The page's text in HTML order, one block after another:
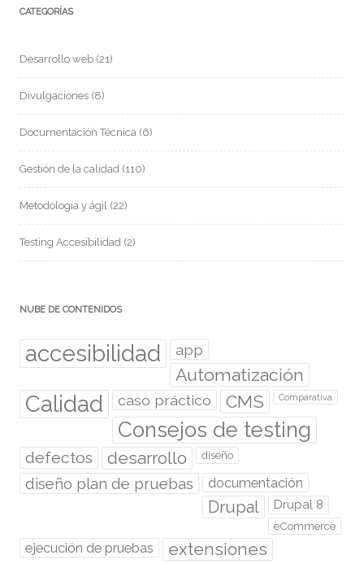
CATEGORÍAS
Desarrollo web (21)
Divulgaciones (8)
Documentación Técnica (6)
Gestión de la calidad (110)
Metodología y ágil (22)
Testing Accesibilidad (2)
NUBE DE CONTENIDOS
accesibilidad app
Automatización
Calidad caso práctico CMS Comparativa
Consejos de testing
defectos desarrollo diseño
diseño plan de pruebas documentación
Drupal Drupal 8
eCommerce
ejecución de pruebas extensiones